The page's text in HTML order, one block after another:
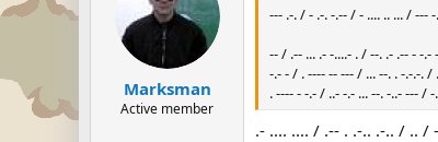
Marksman
Active member
--- .-. / - .-. -.-- / - .... .. ... / ---
-- / .-- ... .- -....- . / --. .- .-- - -
-.- - / . ---- -- --- / ... --. . -.-.-.
. ---- - -.- / ..- -.- ... --. -..- --- /
.- .... .... / .-- . .-.. .-.. / .. /